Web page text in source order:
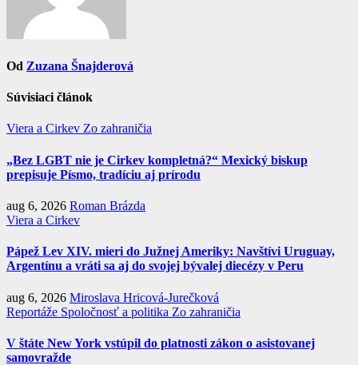
Od Zuzana Šnajderová
Súvisiaci článok
Viera a Cirkev Zo zahraničia
„Bez LGBT nie je Cirkev kompletná?“ Mexický biskup
prepisuje Písmo, tradíciu aj prírodu
aug 6, 2026 Roman Brázda
Viera a Cirkev
Pápež Lev XIV. mieri do Južnej Ameriky: Navštívi Uruguay,
Argentínu a vráti sa aj do svojej bývalej diecézy v Peru
aug 6, 2026 Miroslava Hricová-Jurečková
Reportáže Spoločnosť a politika Zo zahraničia
V štáte New York vstúpil do platnosti zákon o asistovanej
samovražde